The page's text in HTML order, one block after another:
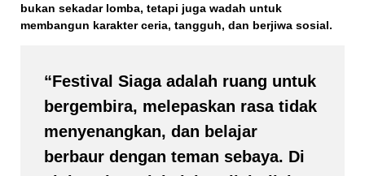
bukan sekadar lomba, tetapi juga wadah untuk
membangun karakter ceria, tangguh, dan berjiwa sosial.
“Festival Siaga adalah ruang untuk
bergembira, melepaskan rasa tidak
menyenangkan, dan belajar
berbaur dengan teman sebaya. Di